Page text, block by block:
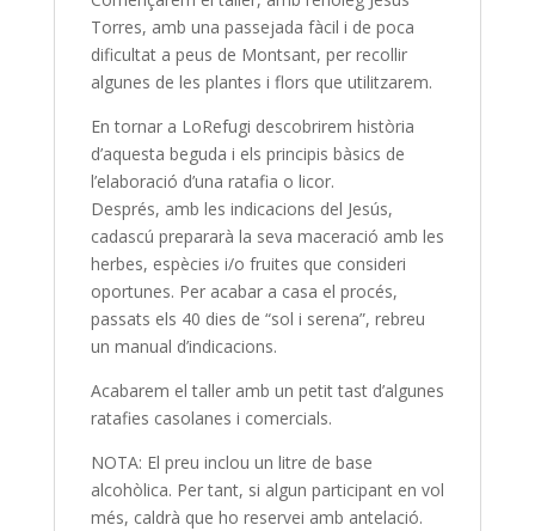
Torres, amb una passejada fàcil i de poca
dificultat a peus de Montsant, per recollir
algunes de les plantes i flors que utilitzarem.
En tornar a LoRefugi descobrirem història
d’aquesta beguda i els principis bàsics de
l’elaboració d’una ratafia o licor.
Després, amb les indicacions del Jesús,
cadascú prepararà la seva maceració amb les
herbes, espècies i/o fruites que consideri
oportunes. Per acabar a casa el procés,
passats els 40 dies de “sol i serena”, rebreu
un manual d’indicacions.
Acabarem el taller amb un petit tast d’algunes
ratafies casolanes i comercials.
NOTA: El preu inclou un litre de base
alcohòlica. Per tant, si algun participant en vol
més, caldrà que ho reservei amb antelació.